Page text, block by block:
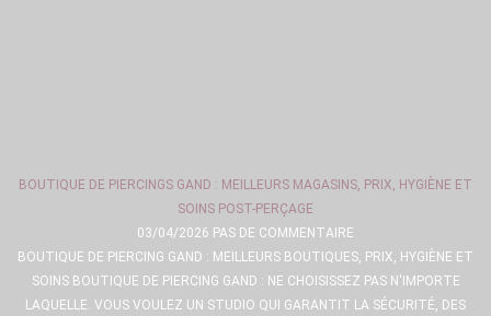
BOUTIQUE DE PIERCINGS GAND : MEILLEURS MAGASINS, PRIX, HYGIÈNE ET
SOINS POST-PERÇAGE
03/04/2026 PAS DE COMMENTAIRE
BOUTIQUE DE PIERCING GAND : MEILLEURS BOUTIQUES, PRIX, HYGIÈNE ET
SOINS BOUTIQUE DE PIERCING GAND : NE CHOISISSEZ PAS N'IMPORTE
LAQUELLE. VOUS VOULEZ UN STUDIO QUI GARANTIT LA SÉCURITÉ, DES